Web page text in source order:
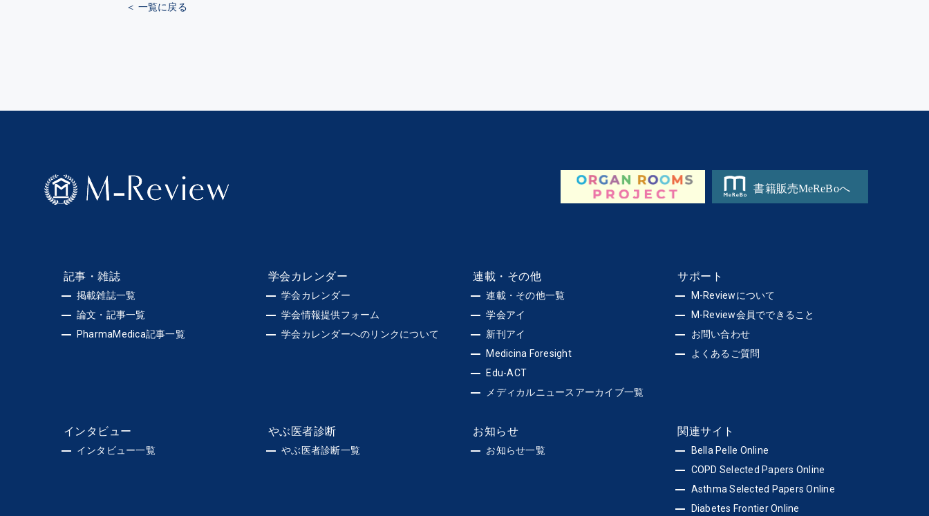
＜ 一覧に戻る
記事・雑誌
掲載雑誌一覧
論文・記事一覧
PharmaMedica記事一覧
学会カレンダー
学会カレンダー
学会情報提供フォーム
学会カレンダーへのリンクについて
連載・その他
連載・その他一覧
学会アイ
新刊アイ
Medicina Foresight
Edu-ACT
メディカルニュースアーカイブ一覧
サポート
M-Reviewについて
M-Review会員でできること
お問い合わせ
よくあるご質問
インタビュー
インタビュー一覧
やぶ医者診断
やぶ医者診断一覧
お知らせ
お知らせ一覧
関連サイト
Bella Pelle Online
COPD Selected Papers Online
Asthma Selected Papers Online
Diabetes Frontier Online